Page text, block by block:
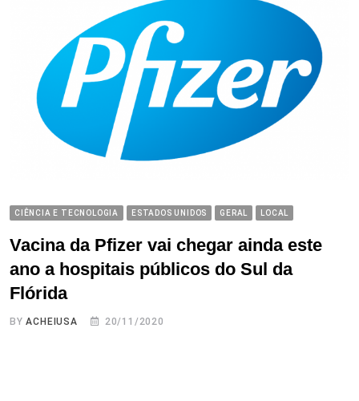
CIÊNCIA E TECNOLOGIA ESTADOS UNIDOS GERAL LOCAL
Vacina da Pfizer vai chegar ainda este
ano a hospitais públicos do Sul da
Flórida
BYACHEIUSA 20/11/2020